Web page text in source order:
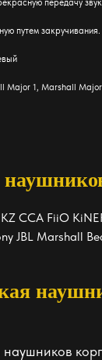
передачу
путем закручивания.
Major 1, Marshall
CCA FiiO
JBL Marshall
наушников